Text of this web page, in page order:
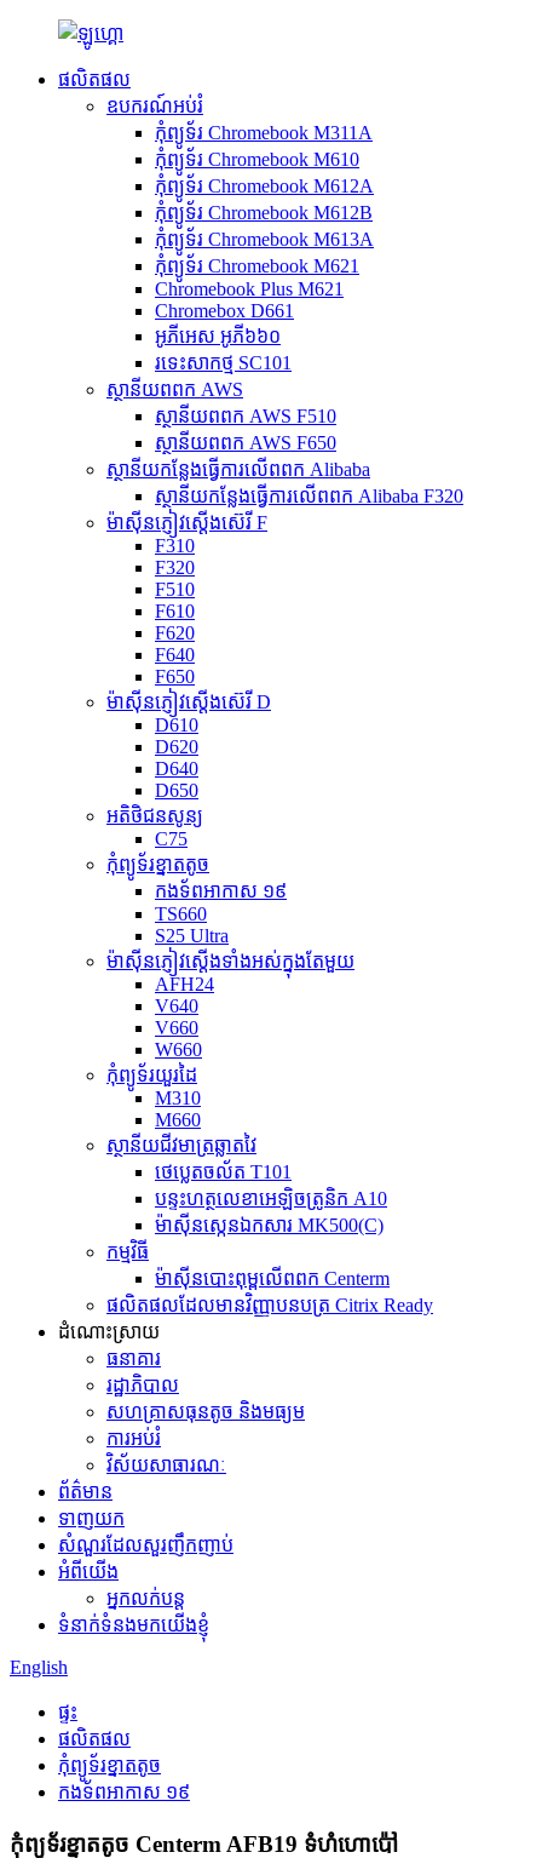
ផលិតផល
ឧបករណ៍អប់រំ
កុំព្យូទ័រ Chromebook M311A
កុំព្យូទ័រ Chromebook M610
កុំព្យូទ័រ Chromebook M612A
កុំព្យូទ័រ Chromebook M612B
កុំព្យូទ័រ Chromebook M613A
កុំព្យូទ័រ Chromebook M621
Chromebook Plus M621
Chromebox D661
អូភីអេស អូភី៦៦០
រទេះសាកថ្ម SC101
ស្ថានីយពពក AWS
ស្ថានីយពពក AWS F510
ស្ថានីយពពក AWS F650
ស្ថានីយ​កន្លែងធ្វើការ​លើ​ពពក Alibaba
ស្ថានីយ​កន្លែងធ្វើការ​លើ​ពពក Alibaba F320
ម៉ាស៊ីនភ្ញៀវស្តើងស៊េរី F
F310
F320
F510
F610
F620
F640
F650
ម៉ាស៊ីនភ្ញៀវស្តើងស៊េរី D
D610
D620
D640
D650
អតិថិជនសូន្យ
C75
កុំព្យូទ័រខ្នាតតូច
កងទ័ពអាកាស ១៩
TS660
S25 Ultra
ម៉ាស៊ីនភ្ញៀវស្តើងទាំងអស់ក្នុងតែមួយ
AFH24
V640
V660
W660
កុំព្យូទ័រយួរដៃ
M310
M660
ស្ថានីយជីវមាត្រឆ្លាតវៃ
ថេប្លេតចល័ត T101
បន្ទះហត្ថលេខាអេឡិចត្រូនិក A10
ម៉ាស៊ីនស្កេនឯកសារ MK500(C)
កម្មវិធី
ម៉ាស៊ីនបោះពុម្ពលើពពក Centerm
ផលិតផលដែលមានវិញ្ញាបនបត្រ Citrix Ready
ដំណោះស្រាយ
ធនាគារ
រដ្ឋាភិបាល
សហគ្រាសធុនតូច និងមធ្យម
ការអប់រំ
វិស័យសាធារណៈ
ព័ត៌មាន
ទាញយក
សំណួរដែលសួរញឹកញាប់
អំពីយើង
អ្នកលក់បន្ត
ទំនាក់ទំនងមកយើងខ្ញុំ
English
ផ្ទះ
ផលិតផល
កុំព្យូទ័រខ្នាតតូច
កងទ័ពអាកាស ១៩
កុំព្យូទ័រខ្នាតតូច Centerm AFB19 ទំហំហោប៉ៅ